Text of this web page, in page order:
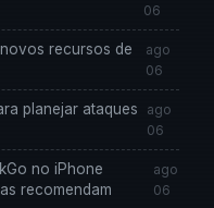
06
recursos de
ago
06
planejar ataques
ago
06
no iPhone
recomendam
ago
06